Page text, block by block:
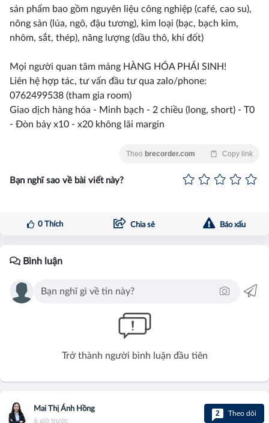
sản phẩm bao gồm nguyên liệu công nghiệp (café, cao su),
nông sản (lúa, ngô, đậu tương), kim loại (bạc, bạch kim,
nhôm, sắt, thép), năng lượng (dầu thô, khí đốt)
Mọi người quan tâm mảng HÀNG HÓA PHÁI SINH!
Liên hệ hợp tác, tư vấn đầu tư qua zalo/phone:
0762499538 (tham gia room)
Giao dịch hàng hóa - Minh bạch - 2 chiều (long, short) - T0
- Đòn bảy x10 - x20 không lãi margin
Theo brecorder.com Copy link
Bạn nghĩ sao về bài viết này?
0Thích Chia sẻ Báo xấu
Bình luận
Trở thành người bình luận đầu tiên
Mai Thị Ánh Hồng
6 giờ trước
2 Theo dõi